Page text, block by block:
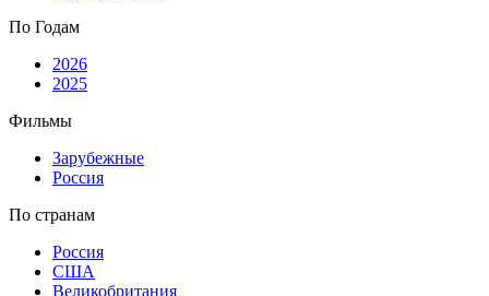
По Годам
2026
2025
Фильмы
Зарубежные
Россия
По странам
Россия
США
Великобритания